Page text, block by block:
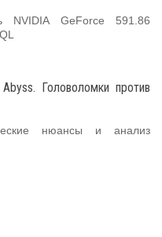
NVIDIA GeForce 591.86
Головоломки против
нюансы и анализ